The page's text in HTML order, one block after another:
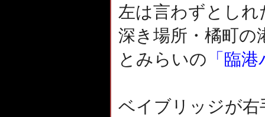
左は言わずとしれ
深き場所・橘町の
とみらいの 「臨
ベイブリッジが